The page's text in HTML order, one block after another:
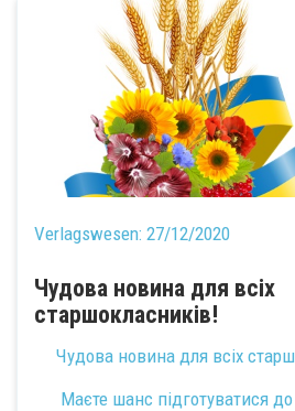
Verlagswesen: 27/12/2020
Чудова новина для всіх
старшокласників!
Чудова новина для всіх
Маєте шанс підготуватися